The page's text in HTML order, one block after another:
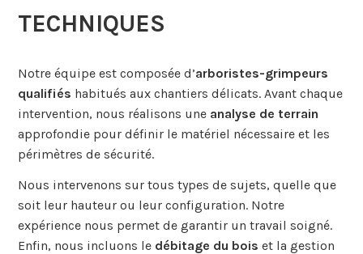
TECHNIQUES
Notre équipe est composée d’arboristes-grimpeurs
qualifiés habitués aux chantiers délicats. Avant chaque
intervention, nous réalisons une analyse de terrain
approfondie pour définir le matériel nécessaire et les
périmètres de sécurité.
Nous intervenons sur tous types de sujets, quelle que
soit leur hauteur ou leur configuration. Notre
expérience nous permet de garantir un travail soigné.
Enfin, nous incluons le débitage du bois et la gestion